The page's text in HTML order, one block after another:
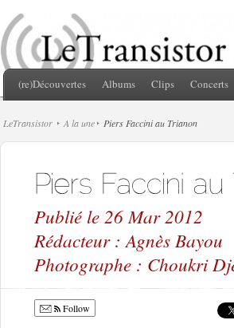
(re)Découvertes Albums Clips Concerts
LeTransistor A la une Piers Faccini au Trianon
Publié le 26 Mar 2012
Rédacteur : Agnès Bayou
Photographe : Choukri
Follow